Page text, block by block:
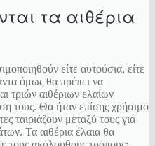
τα αιθέρια
είτε αυτούσια, είτε
όμως θα πρέπει να
τριών αιθέριων ελαίων
τους. Θα ήταν επίσης χρήσιμο
ταιριάζουν μεταξύ τους για
Τα αιθέρια έλαια θα